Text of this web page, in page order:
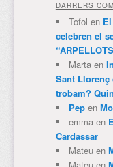
DARRERS
Tofol en
celebren el
Martaen
Sant Llorenç
trobam?
Pepen
emmaen
Cardassar
Mateuen